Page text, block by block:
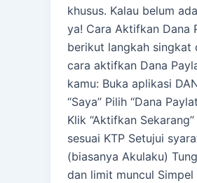
khusus. Kalau belum
ya! Cara Aktifkan Dana
berikut langkah singkat
cara aktifkan Dana
kamu: Buka aplikasi
“Saya” Pilih “Dana
Klik “Aktifkan
sesuai KTP Setujui
(biasanya Akulaku)
dan limit muncul